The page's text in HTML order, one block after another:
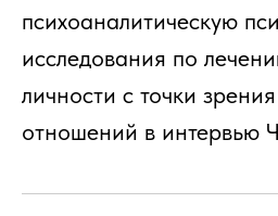
психоаналитическую
исследования по
личности с точки
отношений в интервью